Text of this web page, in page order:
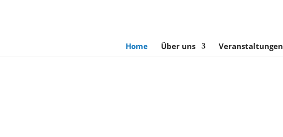
Home Über uns Veranstaltungen